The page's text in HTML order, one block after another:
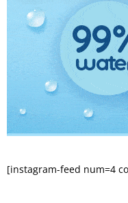
[instagram-feed num=4